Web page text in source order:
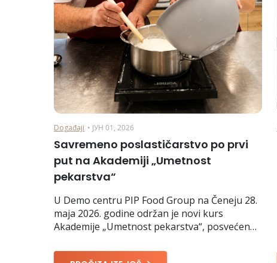
Događaji • ЈУН 01, 2026
Savremeno poslastičarstvo po prvi
put na Akademiji „Umetnost
pekarstva“
U Demo centru PIP Food Group na Čeneju 28.
maja 2026. godine održan je novi kurs
Akademije „Umetnost pekarstva“, posvećen…